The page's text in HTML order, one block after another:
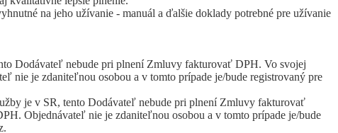
na jeho užívanie - manuál a ďalšie doklady potrebné pre užívanie
Dodávateľ nebude pri plnení Zmluvy fakturovať DPH. Vo svojej
nie je zdaniteľnou osobou a v tomto prípade je/bude registrovaný pre
je v SR, tento Dodávateľ nebude pri plnení Zmluvy fakturovať
Objednávateľ nie je zdaniteľnou osobou a v tomto prípade je/bude